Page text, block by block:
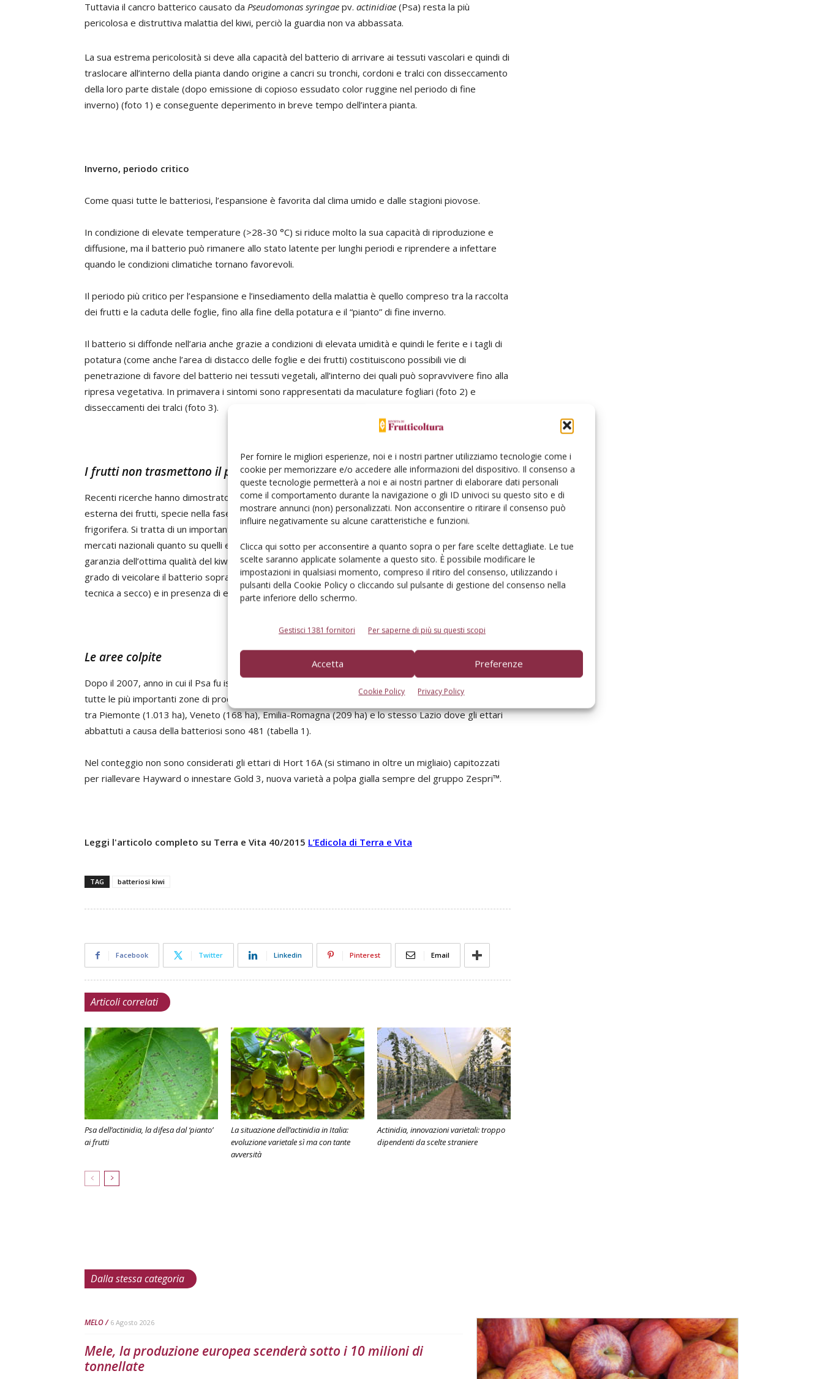
Per fornire le migliori esperienze, noi e i nostri partner utilizziamo tecnologie come i
cookie per memorizzare e/o accedere alle informazioni del dispositivo. Il consenso a
queste tecnologie permetterà a noi e ai nostri partner di elaborare dati personali
come il comportamento durante la navigazione o gli ID univoci su questo sito e di
mostrare annunci (non) personalizzati. Non acconsentire o ritirare il consenso può
influire negativamente su alcune caratteristiche e funzioni.
Clicca qui sotto per acconsentire a quanto sopra o per fare scelte dettagliate. Le tue
scelte saranno applicate solamente a questo sito. È possibile modificare le
impostazioni in qualsiasi momento, compreso il ritiro del consenso, utilizzando i
pulsanti della Cookie Policy o cliccando sul pulsante di gestione del consenso nella
parte inferiore dello schermo.
Gestisci 1381 fornitori Per saperne di più su questi scopi
Accetta Preferenze
Cookie Policy Privacy Policy
Tuttavia il cancro batterico causato da Pseudomonas syringae pv. actinidiae (Psa) resta la più
pericolosa e distruttiva malattia del kiwi, perciò la guardia non va abbassata.
La sua estrema pericolosità si deve alla capacità del batterio di arrivare ai tessuti vascolari e quindi di
traslocare all’interno della pianta dando origine a cancri su tronchi, cordoni e tralci con disseccamento
della loro parte distale (dopo emissione di copioso essudato color ruggine nel periodo di fine
inverno) (foto 1) e conseguente deperimento in breve tempo dell’intera pianta.
Inverno, periodo critico
Come quasi tutte le batteriosi, l’espansione è favorita dal clima umido e dalle stagioni piovose.
In condizione di elevate temperature (>28-30 °C) si riduce molto la sua capacità di riproduzione e
diffusione, ma il batterio può rimanere allo stato latente per lunghi periodi e riprendere a infettare
quando le condizioni climatiche tornano favorevoli.
Il periodo più critico per l’espansione e l’insediamento della malattia è quello compreso tra la raccolta
dei frutti e la caduta delle foglie, fino alla fine della potatura e il “pianto” di fine inverno.
Il batterio si diffonde nell’aria anche grazie a condizioni di elevata umidità e quindi le ferite e i tagli di
potatura (come anche l’area di distacco delle foglie e dei frutti) costituiscono possibili vie di
penetrazione di favore del batterio nei tessuti vegetali, all’interno dei quali può sopravvivere fino alla
ripresa vegetativa. In primavera i sintomi sono rappresentati da maculature fogliari (foto 2) e
disseccamenti dei tralci (foto 3).
I frutti non trasmettono il patogeno
Recenti ricerche hanno dimostrato che il Psa è del tutto incapace di sopravvivere sulla superficie
esterna dei frutti, specie nella fase di maturazione e soprattutto durante la conservazione in cella
frigorifera. Si tratta di un importante risultato poiché prova che la loro commercializzazione, tanto sui
mercati nazionali quanto su quelli esteri, è esente da qualsiasi rischio fitosanitario, a ulteriore
garanzia dell’ottima qualità del kiwi italiano. Altrettanto non si può dire del polline, che invece è in
grado di veicolare il batterio soprattutto se distribuito attraverso soluzione acquosa (rispetto alla
tecnica a secco) e in presenza di elevata umidità.
Le aree colpite
Dopo il 2007, anno in cui il Psa fu isolato in diversi actinidieti del Lazio, le infezioni si sono estese a
tutte le più importanti zone di produzione del Nord Italia causando l’estirpazione di 1.871 ha ripartiti
tra Piemonte (1.013 ha), Veneto (168 ha), Emilia-Romagna (209 ha) e lo stesso Lazio dove gli ettari
abbattuti a causa della batteriosi sono 481 (tabella 1).
Nel conteggio non sono considerati gli ettari di Hort 16A (si stimano in oltre un migliaio) capitozzati
per riallevare Hayward o innestare Gold 3, nuova varietà a polpa gialla sempre del gruppo Zespri™.
Leggi l'articolo completo su Terra e Vita 40/2015 L’Edicola di Terra e Vita
TAG batteriosi kiwi
Facebook Twitter Linkedin Pinterest Email
Articoli correlati
Psa dell’actinidia, la difesa dal ‘pianto’
ai frutti
La situazione dell’actinidia in Italia:
evoluzione varietale sì ma con tante
avversità
Actinidia, innovazioni varietali: troppo
dipendenti da scelte straniere
Dalla stessa categoria
MELO 6 Agosto 2026
Mele, la produzione europea scenderà sotto i 10 milioni di
tonnellate